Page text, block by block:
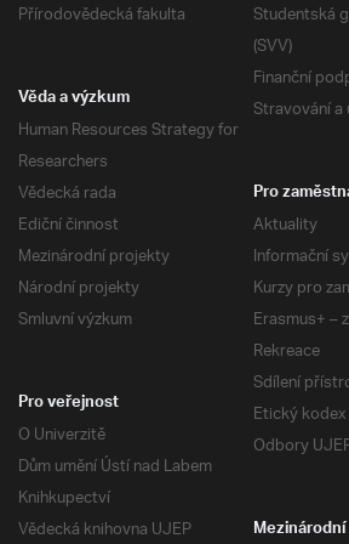
Přírodovědecká fakulta
Studentská
(SVV)
Finanční
Stravování
Věda a výzkum
Human Resources Strategy for
Researchers
Vědecká rada
Ediční činnost
Mezinárodní projekty
Národní projekty
Smluvní výzkum
Pro
Aktuality
Informační
Kurzy pro
Erasmus+ –
Rekreace
Sdílení
Etický kodex
Odbory
Pro veřejnost
O Univerzitě
Dům umění Ústí nad Labem
Knihkupectví
Vědecká knihovna UJEP